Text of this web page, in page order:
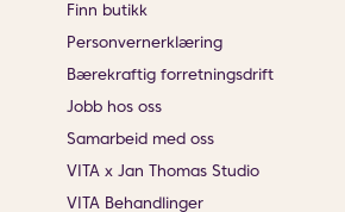
Finn butikk
Personvernerklæring
Bærekraftig forretningsdrift
Jobb hos oss
Samarbeid med oss
VITA x Jan Thomas Studio
VITA Behandlinger